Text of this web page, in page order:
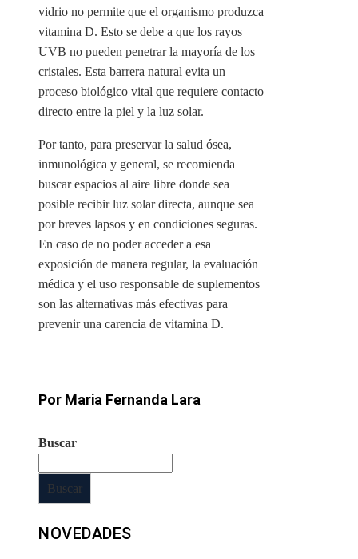
vidrio no permite que el organismo produzca
vitamina D. Esto se debe a que los rayos
UVB no pueden penetrar la mayoría de los
cristales. Esta barrera natural evita un
proceso biológico vital que requiere contacto
directo entre la piel y la luz solar.
Por tanto, para preservar la salud ósea,
inmunológica y general, se recomienda
buscar espacios al aire libre donde sea
posible recibir luz solar directa, aunque sea
por breves lapsos y en condiciones seguras.
En caso de no poder acceder a esa
exposición de manera regular, la evaluación
médica y el uso responsable de suplementos
son las alternativas más efectivas para
prevenir una carencia de vitamina D.
Por Maria Fernanda Lara
Buscar
Buscar
NOVEDADES